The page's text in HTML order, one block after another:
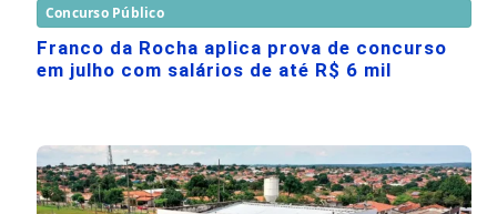
Concurso Público
Franco da Rocha aplica prova de concurso
em julho com salários de até R$ 6 mil